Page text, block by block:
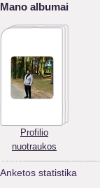
Mano albumai
Profilio
nuotraukos
Anketos statistika